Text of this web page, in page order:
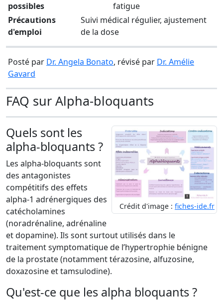
possibles
fatigue
Précautions
d'emploi
Suivi médical régulier, ajustement
de la dose
Posté par Dr. Angela Bonato, révisé par Dr. Amélie
Gavard
FAQ sur Alpha-bloquants
Crédit d'image : fiches-ide.fr
Quels sont les
alpha-bloquants ?
Les alpha-bloquants sont
des antagonistes
compétitifs des effets
alpha-1 adrénergiques des
catécholamines
(noradrénaline, adrénaline
et dopamine). Ils sont surtout utilisés dans le
traitement symptomatique de l’hypertrophie bénigne
de la prostate (notamment térazosine, alfuzosine,
doxazosine et tamsulodine).
Qu'est-ce que les alpha bloquants ?